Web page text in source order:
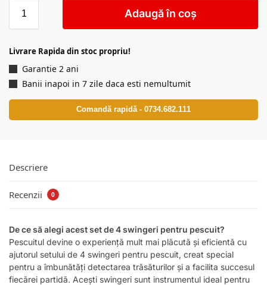
Adaugă în coș
Livrare Rapida din stoc propriu!
Garantie 2 ani
Banii inapoi in 7 zile daca esti nemultumit
Comandă rapidă - 0734.682.111
Descriere
Recenzii 0
De ce să alegi acest set de 4 swingeri pentru pescuit?
Pescuitul devine o experiență mult mai plăcută și eficientă cu
ajutorul setului de 4 swingeri pentru pescuit, creat special
pentru a îmbunătăți detectarea trăsăturilor și a facilita succesul
fiecărei partidă. Acești swingeri sunt instrumentul ideal pentru